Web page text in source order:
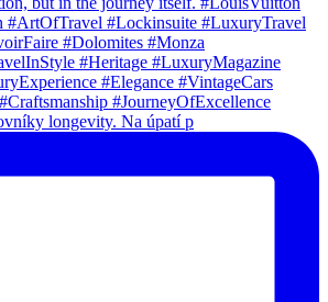
longevity. Na úpatí p